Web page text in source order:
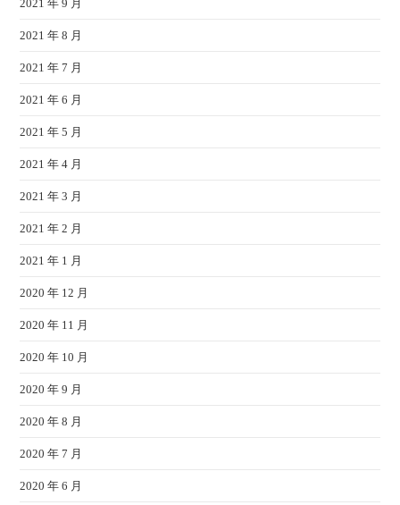
2021 年 9 月
2021 年 8 月
2021 年 7 月
2021 年 6 月
2021 年 5 月
2021 年 4 月
2021 年 3 月
2021 年 2 月
2021 年 1 月
2020 年 12 月
2020 年 11 月
2020 年 10 月
2020 年 9 月
2020 年 8 月
2020 年 7 月
2020 年 6 月